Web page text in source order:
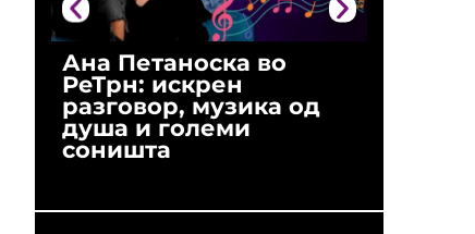
Ана Петаноска во
РеТрн: искрен
разговор, музика од
душа и големи
соништа